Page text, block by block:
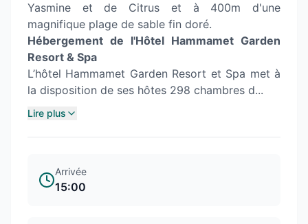
Yasmine et de Citrus et à 400m d'une
magnifique plage de sable fin doré.
Hébergement de l'Hôtel Hammamet Garden
Resort & Spa
L’hôtel Hammamet Garden Resort et Spa met à
la disposition de ses hôtes 298 chambres d...
Lire plus
Arrivée
15:00